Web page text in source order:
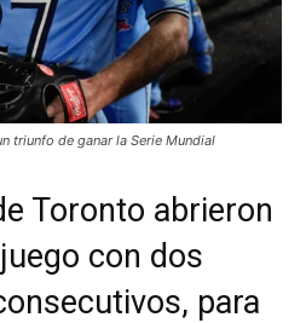
triunfo de ganar la Serie Mundial
Toronto abrieron
con dos
para